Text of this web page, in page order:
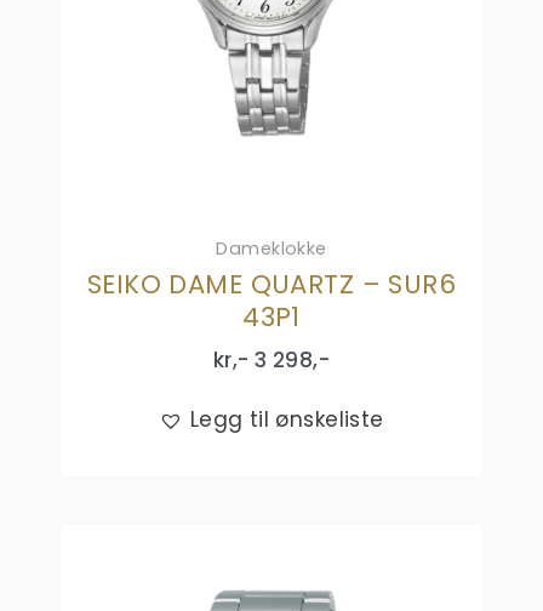
Dameklokke
SEIKO DAME QUARTZ – SUR6
43P1
kr,- 3 298,-
Legg til ønskeliste